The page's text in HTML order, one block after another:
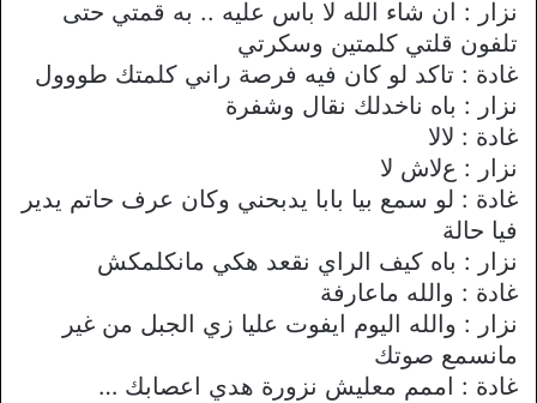
نزار : ان شاء الله ﻻ باس عليه .. به قمتي حتى
تلفون قلتي كلمتين وسكرتي
غادة : تاكد لو كان فيه فرصة راني كلمتك طووول
نزار : باه ناخدلك نقال وشفرة
غادة : ﻻﻻ
نزار : عﻻش ﻻ
غادة : لو سمع بيا بابا يدبحني وكان عرف حاتم يدير
فيا حالة
نزار : باه كيف الراي نقعد هكي مانكلمكش
غادة : والله ماعارفة
نزار : والله اليوم ايفوت عليا زي الجبل من غير
مانسمع صوتك
غادة : اممم معليش نزورة هدي اعصابك …